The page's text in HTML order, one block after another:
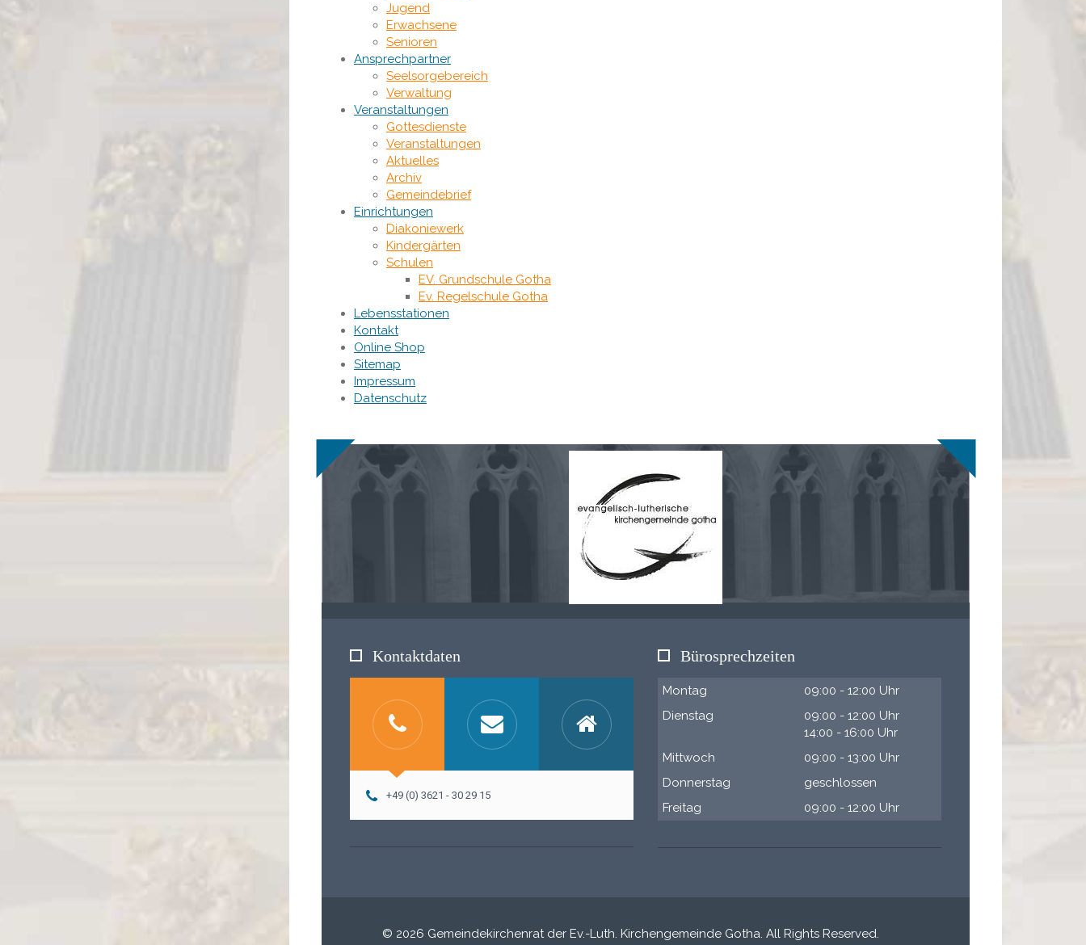
Jugend
Erwachsene
Senioren
Ansprechpartner
Seelsorgebereich
Verwaltung
Veranstaltungen
Gottesdienste
Veranstaltungen
Aktuelles
Archiv
Gemeindebrief
Einrichtungen
Diakoniewerk
Kindergärten
Schulen
EV. Grundschule Gotha
Ev. Regelschule Gotha
Lebensstationen
Kontakt
Online Shop
Sitemap
Impressum
Datenschutz
Kontaktdaten
+49 (0) 3621 - 30 29 15
Bürosprechzeiten
Montag
09:00 - 12:00 Uhr
Dienstag
09:00 - 12:00 Uhr
14:00 - 16:00 Uhr
Mittwoch
09:00 - 13:00 Uhr
Donnerstag
geschlossen
Freitag
09:00 - 12:00 Uhr
© 2026 Gemeindekirchenrat der Ev.-Luth. Kirchengemeinde Gotha. All Rights Reserved.